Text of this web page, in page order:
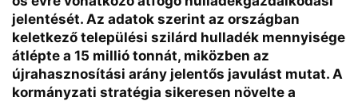
jelentését. Az adatok szerint az országban
keletkező települési szilárd hulladék mennyisége
átlépte a 15 millió tonnát, miközben az
újrahasznosítási arány jelentős javulást mutat. A
kormányzati stratégia sikeresen növelte a
Chat Mr wAIste Close
Helló! Miben segíthetek ma?